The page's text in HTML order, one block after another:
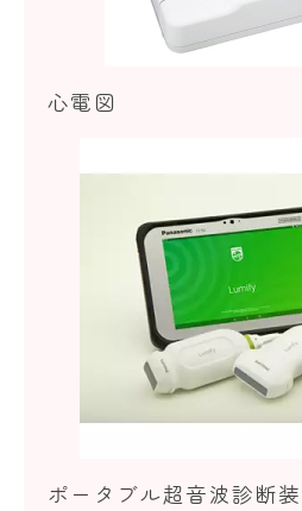
心電図
ポータブル超音波診断